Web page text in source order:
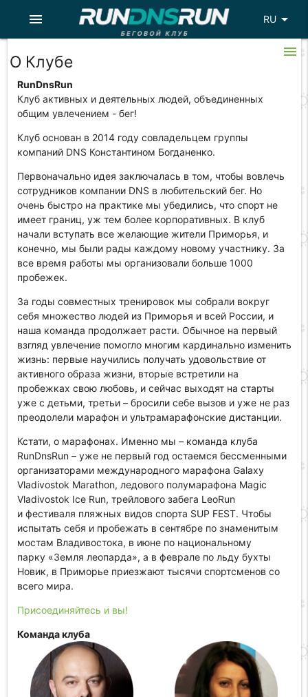
RUarrow_drop_down
menu
О Клубе
menu
RunDnsRun
Клуб активных и деятельных людей, объединенных
общим увлечением - бег!
Клуб основан в 2014 году совладельцем группы
компаний DNS Константином Богданенко.
Первоначально идея заключалась в том, чтобы вовлечь
сотрудников компании DNS в любительский бег. Но
очень быстро на практике мы убедились, что спорт не
имеет границ, уж тем более корпоративных. В клуб
начали вступать все желающие жители Приморья, и
конечно, мы были рады каждому новому участнику. За
все время работы мы организовали больше 1000
пробежек.
За годы совместных тренировок мы собрали вокруг
себя множество людей из Приморья и всей России, и
наша команда продолжает расти. Обычное на первый
взгляд увлечение помогло многим кардинально изменить
жизнь: первые научились получать удовольствие от
активного образа жизни, вторые встретили на
пробежках свою любовь, и сейчас выходят на старты
уже с детьми, третьи – бросили себе вызов и уже не раз
преодолели марафон и ультрамарафонские дистанции.
Кстати, о марафонах. Именно мы – команда клуба
RunDnsRun – уже не первый год остаемся бессменными
организаторами международного марафона Galaxy
Vladivostok Marathon, ледового полумарафона Magic
Vladivostok Ice Run, трейлового забега LeoRun
и фестиваля пляжных видов спорта SUP FEST. Чтобы
испытать себя и пробежать в сентябре по знаменитым
мостам Владивостока, в июне по национальному
парку «Земля леопарда», а в феврале по льду бухты
Новик, в Приморье приезжают тысячи спортсменов со
всего мира.
Присоединяйтесь и вы!
Команда клуба